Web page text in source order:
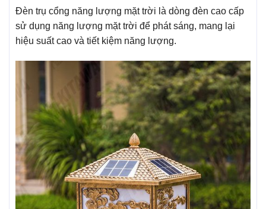
Đèn trụ cổng năng lượng mặt trời là dòng đèn cao cấp
sử dụng năng lượng mặt trời để phát sáng, mang lại
hiệu suất cao và tiết kiệm năng lượng.